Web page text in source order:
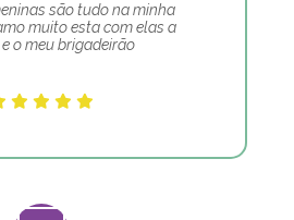
são tudo na minha
muito esta com elas a
o meu brigadeirão